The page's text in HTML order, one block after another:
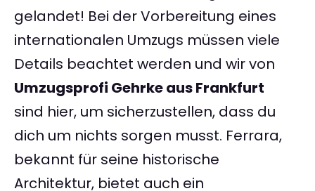
gelandet! Bei der Vorbereitung eines
internationalen Umzugs müssen viele
Details beachtet werden und wir von
Umzugsprofi Gehrke aus Frankfurt
sind hier, um sicherzustellen, dass du
dich um nichts sorgen musst. Ferrara,
bekannt für seine historische
Architektur, bietet auch ein